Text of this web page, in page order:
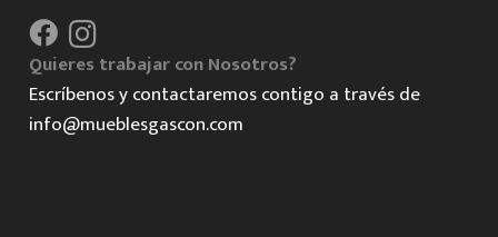
Quieres trabajar con Nosotros?
Escríbenos y contactaremos contigo a través de
info@mueblesgascon.com